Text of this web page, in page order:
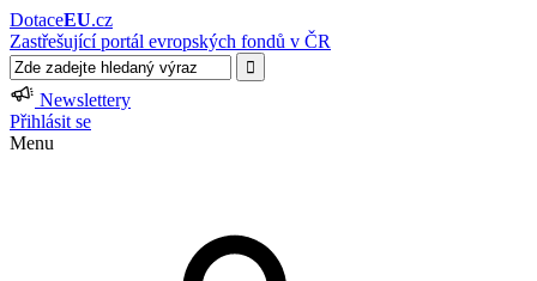
DotaceEU.cz
Zastřešující portál evropských fondů v ČR
Newslettery
Přihlásit se
Menu